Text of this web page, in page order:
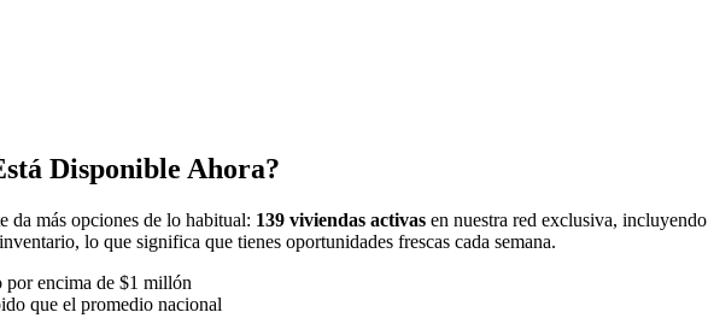
Disponible Ahora?
da más opciones de lo habitual: 139 viviendas activas en nuestra red exclusiva, incluyendo
lo que significa que tienes oportunidades frescas cada semana.
por encima de $1 millón
que el promedio nacional